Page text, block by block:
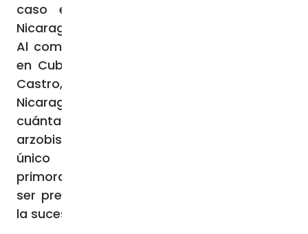
caso en Irak y Siria-, la situación en
Nicaragua es insólita.
Al comparar la situación de la Santa Sede
en Cuba tras la toma del poder por Fidel
Castro, se observa hasta qué punto
Nicaragua constituye hoy una anomalía, y
cuánta presión existe sobre el cardenal
arzobispo de Nicaragua, Leopoldo Brenes,
único mediador en el país. La misión
primordial del cardenal Brenes ahora debe
ser preservar la Iglesia, sus sacramentos y
la sucesión apostólica.